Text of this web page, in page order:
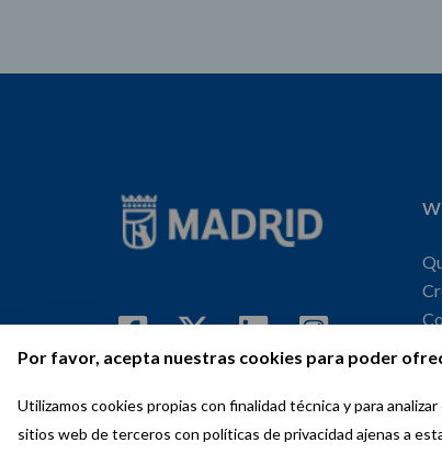
Por favor, acepta nuestras cookies para poder
Utilizamos cookies propias con finalidad técnica y para
sitios web de terceros con políticas de privacidad ajenas a